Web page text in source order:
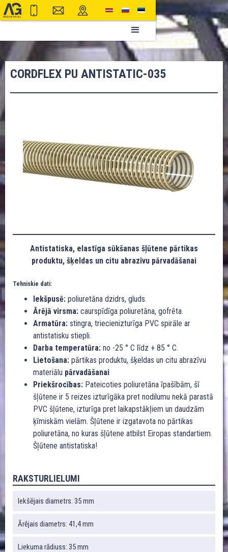
CORDFLEX PU ANTISTATIC-035
Antistatiska, elastīga sūkšanas šļūtene pārtikas
produktu, šķeldas un citu abrazīvu pārvadāšanai
Tehniskie dati:
Iekšpusē: poliuretāna dzidrs, gluds.
Ārējā virsma: caurspīdīga poliuretāna, gofrēta.
Armatūra: stingra, triecienizturīga PVC spirāle ar
antistatisku stiepli.
Darba temperatūra: no -25 ° C līdz + 85 ° C.
Lietošana: pārtikas produktu, šķeldas un citu abrazīvu
materiālu pārvadāšanai
Priekšrocības: Pateicoties poliuretāna īpašībām, šī
šļūtene ir 5 reizes izturīgāka pret nodilumu nekā parastā
PVC šļūtene, izturīga pret laikapstākļiem un daudzām
ķīmiskām vielām. Šļūtene ir izgatavota no pārtikas
poliuretāna, no kuras šļūtene atbilst Eiropas standartiem.
Šļūtene antistatiska!
RAKSTURLIELUMI
Iekšējais diametrs: 35 mm
Ārējais diametrs: 41,4 mm
Liekuma rādiuss: 35 mm